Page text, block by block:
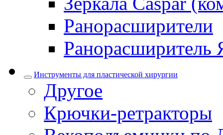
Ранорасширители
Ранорасширитель
Инструменты для пластической хирургии
Другое
Крючки-ретракторы